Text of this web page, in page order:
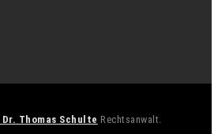
Dr. Thomas Schulte Rechtsanwalt.